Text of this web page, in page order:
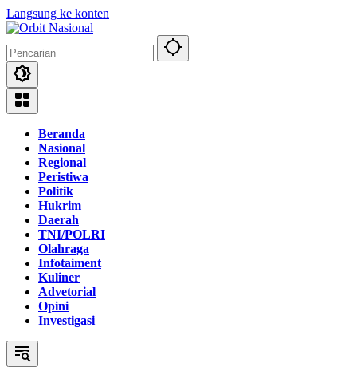
Langsung ke konten
Beranda
Nasional
Regional
Peristiwa
Politik
Hukrim
Daerah
TNI/POLRI
Olahraga
Infotaiment
Kuliner
Advetorial
Opini
Investigasi